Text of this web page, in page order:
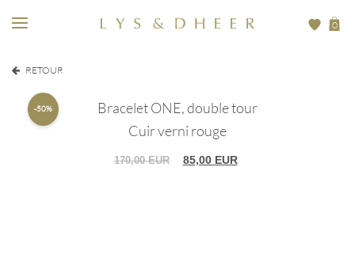
0
-50%
RETOUR
Bracelet ONE, double tour
Cuir verni rouge
170,00EUR 85,00 EUR